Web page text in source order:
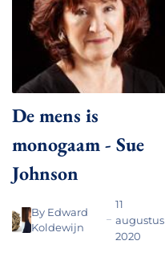
De mens is
monogaam - Sue
Johnson
By Edward
Koldewijn
11
augustus
2020